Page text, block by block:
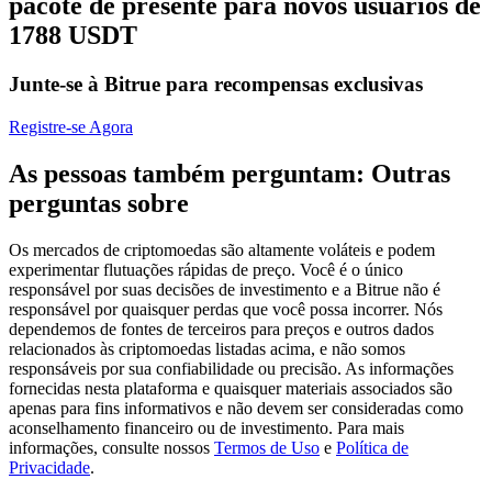
Copiar Trading
Torne-se um Trader de Cópias
Desfrute da partilha de lucros e comissões de copy trading
pacote de presente para novos usuários de
1788 USDT
Junte-se à Bitrue para recompensas exclusivas
Registre-se Agora
As pessoas também perguntam: Outras
perguntas sobre
Os mercados de criptomoedas são altamente voláteis e podem
experimentar flutuações rápidas de preço. Você é o único
responsável por suas decisões de investimento e a Bitrue não é
responsável por quaisquer perdas que você possa incorrer. Nós
dependemos de fontes de terceiros para preços e outros dados
relacionados às criptomoedas listadas acima, e não somos
responsáveis por sua confiabilidade ou precisão. As informações
fornecidas nesta plataforma e quaisquer materiais associados são
apenas para fins informativos e não devem ser consideradas como
aconselhamento financeiro ou de investimento. Para mais
informações, consulte nossos Termos de Uso e Política de
Privacidade.